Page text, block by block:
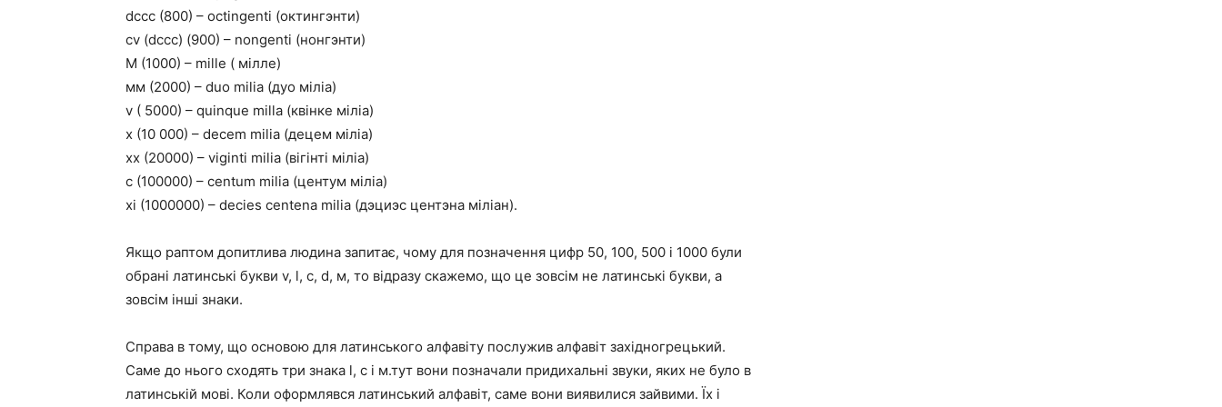
dccc (800) – octingenti (октингэнти)
cv (dccc) (900) – nongenti (нонгэнти)
M (1000) – mille ( мілле)
мм (2000) – duo milia (дуо міліа)
v ( 5000) – quinque milla (квінке міліа)
x (10 000) – decem milia (децем міліа)
xx (20000) – viginti milia (вігінті міліа)
c (100000) – centum milia (центум міліа)
xi (1000000) – decies centena milia (дэциэс центэна міліан).
Якщо раптом допитлива людина запитає, чому для позначення цифр 50, 100, 500 і 1000 були
обрані латинські букви v, l, с, d, м, то відразу скажемо, що це зовсім не латинські букви, а
зовсім інші знаки.
Справа в тому, що основою для латинського алфавіту послужив алфавіт західногрецький.
Саме до нього сходять три знака l, с і м.тут вони позначали придихальні звуки, яких не було в
латинській мові. Коли оформлявся латинський алфавіт, саме вони виявилися зайвими. Їх і